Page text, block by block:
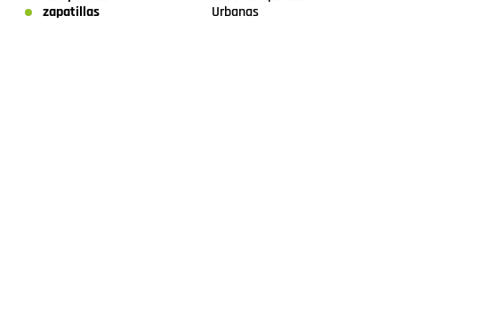
zapatillas
Urbanas